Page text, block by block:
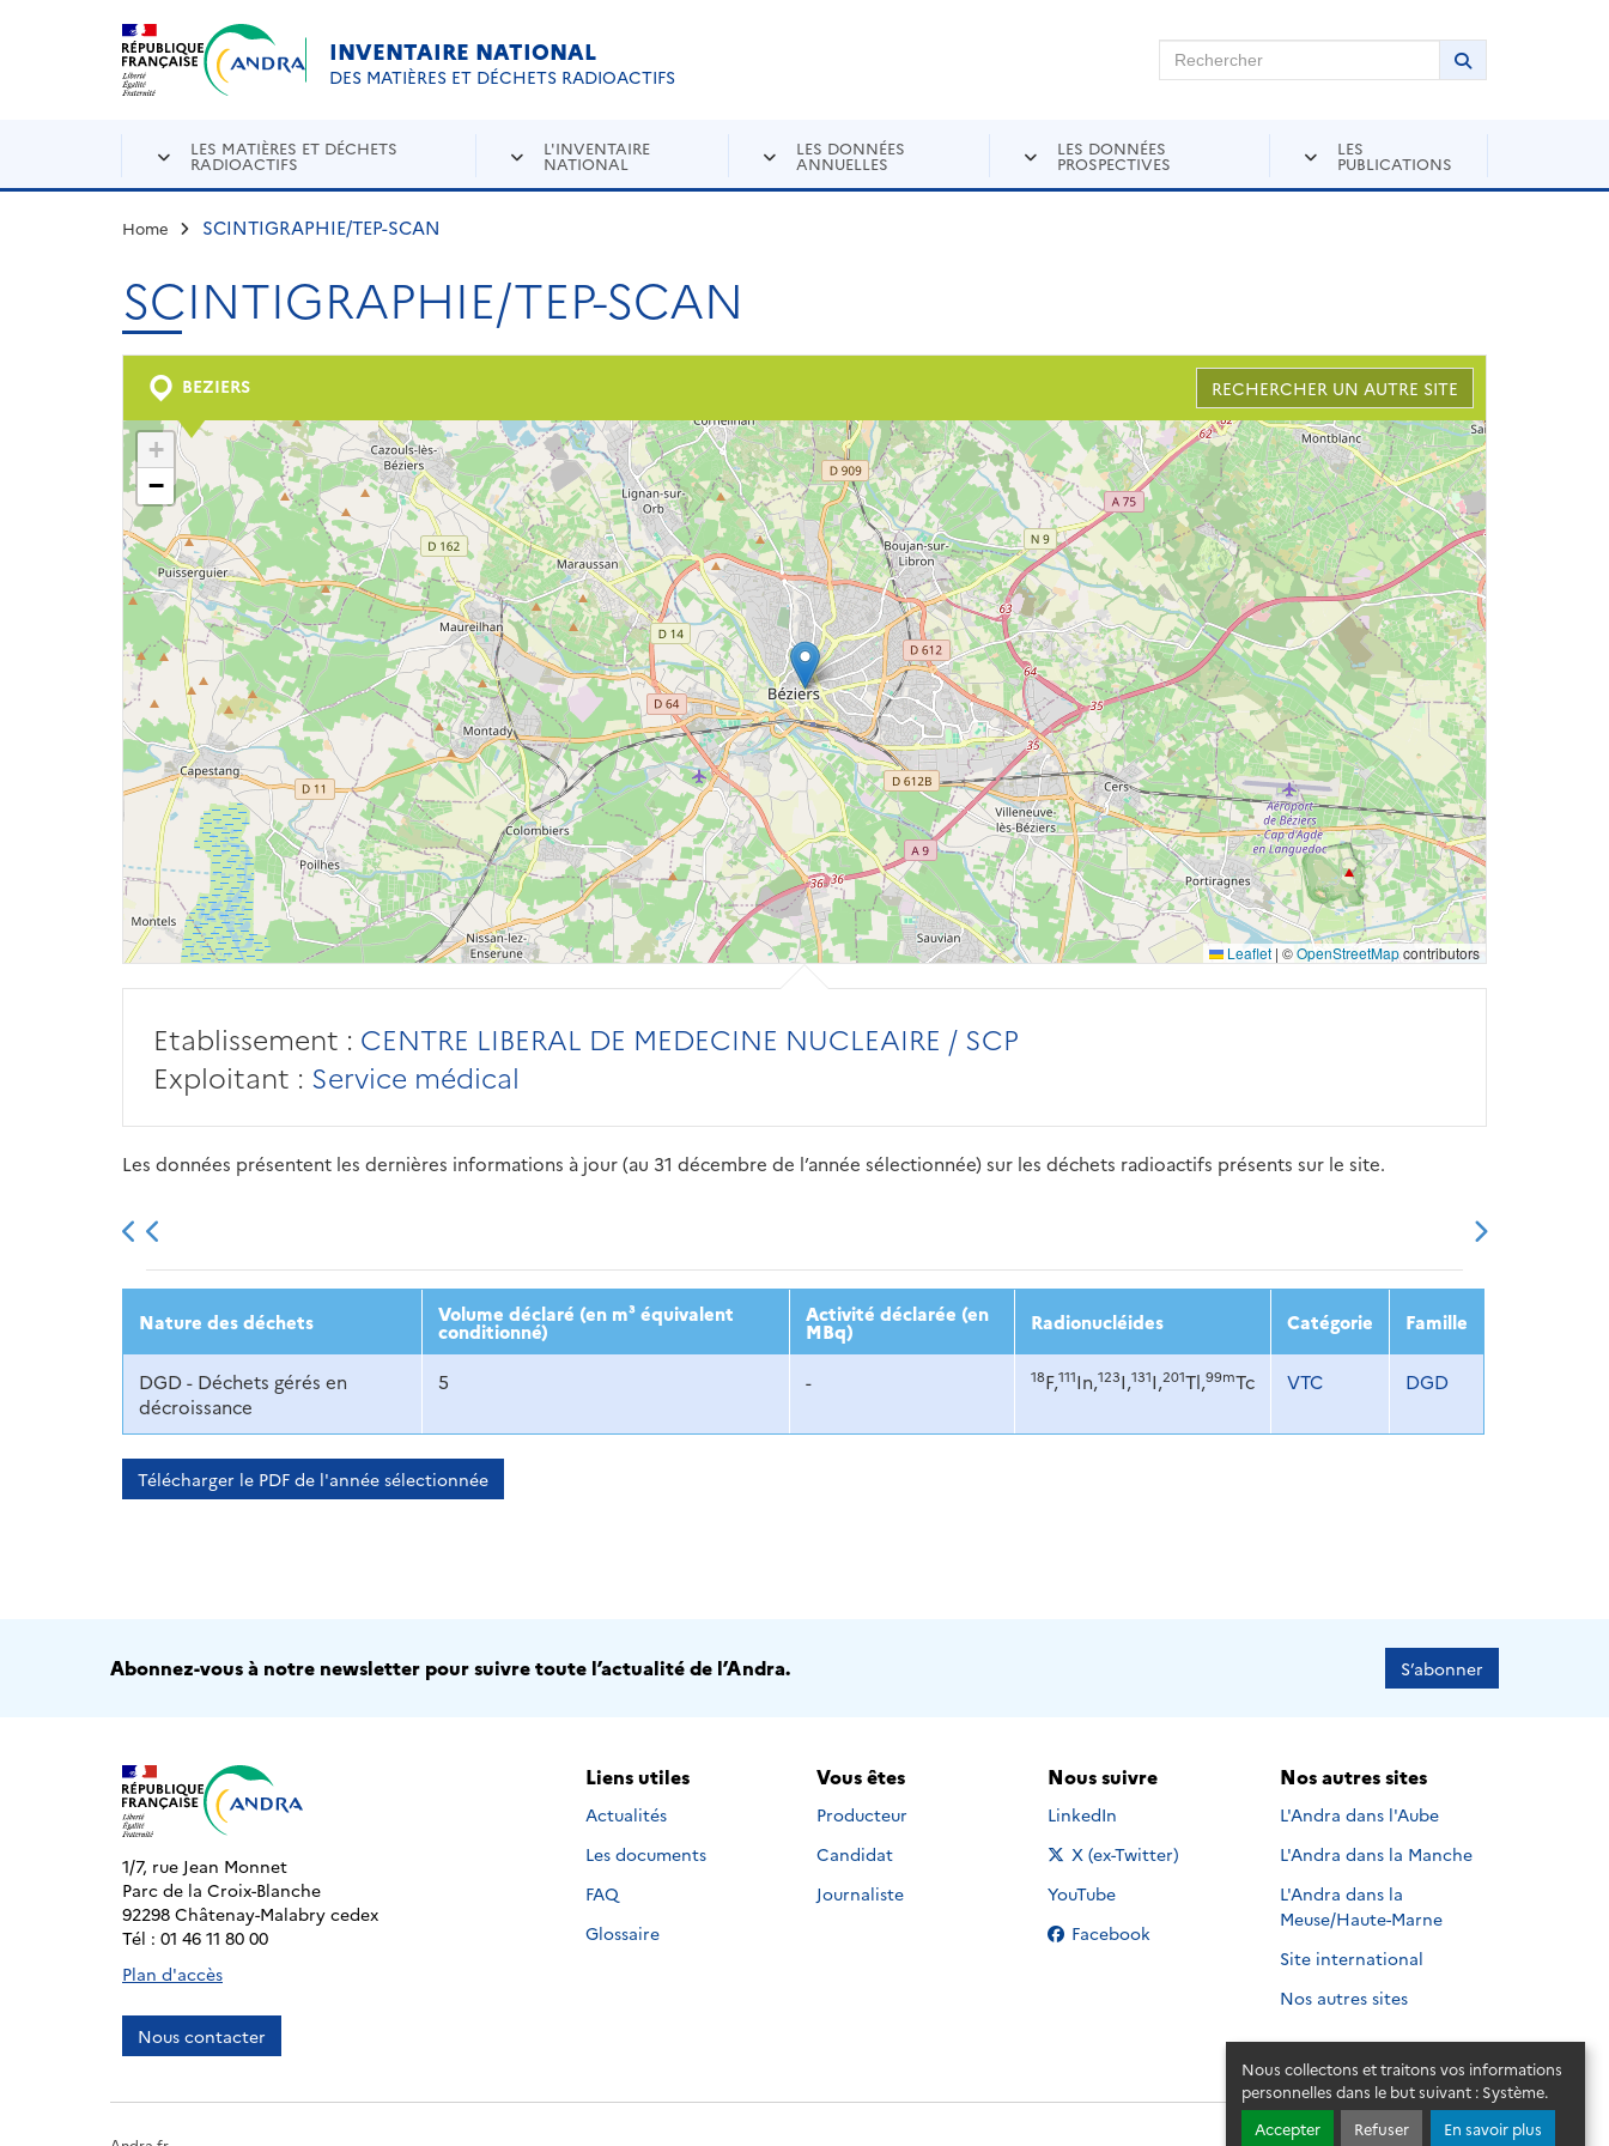
Nous collectons et traitons vos informations
personnelles dans le but suivant : Système.
Accepter
Refuser En savoir plus
Aller au contenu principal
INVENTAIRE NATIONAL
DES MATIÈRES ET DÉCHETS RADIOACTIFS
Rechercher sur Andra Inventaire Rechercher
Lancer la
LES MATIÈRES ET DÉCHETS
RADIOACTIFS
L'INVENTAIRE
NATIONAL
LES DONNÉES
ANNUELLES
LES DONNÉES
PROSPECTIVES
LES
PUBLICATIONS
Home SCINTIGRAPHIE/TEP-SCAN
SCINTIGRAPHIE/TEP-SCAN
BEZIERS RECHERCHER UN AUTRE SITE
+
−
Leaflet | ©OpenStreetMapcontributors
Etablissement : CENTRE LIBERAL DE MEDECINE NUCLEAIRE / SCP
Exploitant : Service médical
Les données présentent les dernières informations à jour (au 31 décembre de l’année sélectionnée) sur les déchets radioactifs présents sur le site.
2013 2014 2015 2016 2017 2018 2019 2020 2021 2022 2023
Nature des déchets Volume déclaré (en m³ équivalent
conditionné)
Activité déclarée (en
MBq) Radionucléides Catégorie Famille
DGD - Déchets gérés en
décroissance
5 - 18F,111In,123I,131I,201Tl,99mTc VTC DGD
Télécharger le PDF de l'année sélectionnée
Abonnez-vous à notre newsletter pour suivre toute l’actualité de l’Andra. S’abonner
1/7, rue Jean Monnet
Parc de la Croix-Blanche
92298 Châtenay-Malabry cedex
Tél : 01 46 11 80 00
Plan d'accès
Nous contacter
Liens utiles
Actualités
Les documents
FAQ
Glossaire
Vous êtes
Producteur
Candidat
Journaliste
Nous suivre
Nous suivre sur
LinkedIn
Nous suivre sur
X (ex-Twitter)
Nous suivre sur
YouTube
Nous suivre sur
Facebook
Nos autres sites
L'Andra dans l'Aube
L'Andra dans la Manche
L'Andra dans la
Meuse/Haute-Marne
Site international
Nos autres sites